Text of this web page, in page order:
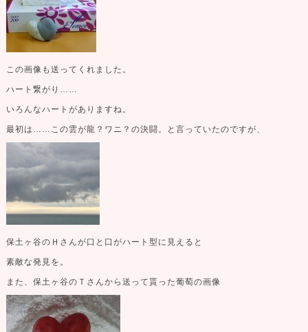
この画像も送ってくれました。
ハート繋がり……
いろんなハートがありますね。
最初は……この雲が龍？ワニ？の決闘。と言っていたのですが、
保土ヶ谷のＨさんが口と口がハート型に見えると
素敵な発見を。
また、保土ヶ谷のＴさんから送って貰った葡萄の画像